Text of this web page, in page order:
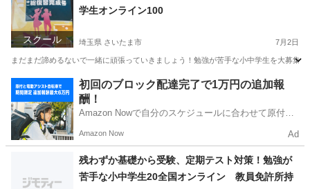
スクール
学生オンライン100
埼玉県 さいたま市 7月2日
まだまだ諦めるないで一緒に頑張っていきましょう！勉強が苦手な小中学生を大
さいたま市 家庭教師 正月
初回のブロック配達完了で1万円の追加報
酬！
Amazon Nowで自分のスケジュールに合わせて原付や
う！
Amazon Now Ad
残わずか基礎から受験、定期テスト対策！勉強が
苦手な小中学生20全国オンライン 教員免許所持